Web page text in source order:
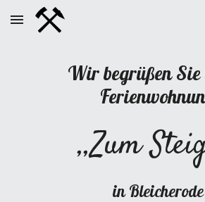
Skip to main content
Wir begrüßen
,,Zum
in Bleicherode